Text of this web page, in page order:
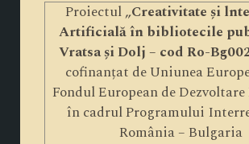
Proiectul „Creativitate și
Artificială în bibliotecile
Vratsa și Dolj – cod Ro-
cofinanțat de Uniunea
Fondul European de
în cadrul Programului
România – Bulgaria